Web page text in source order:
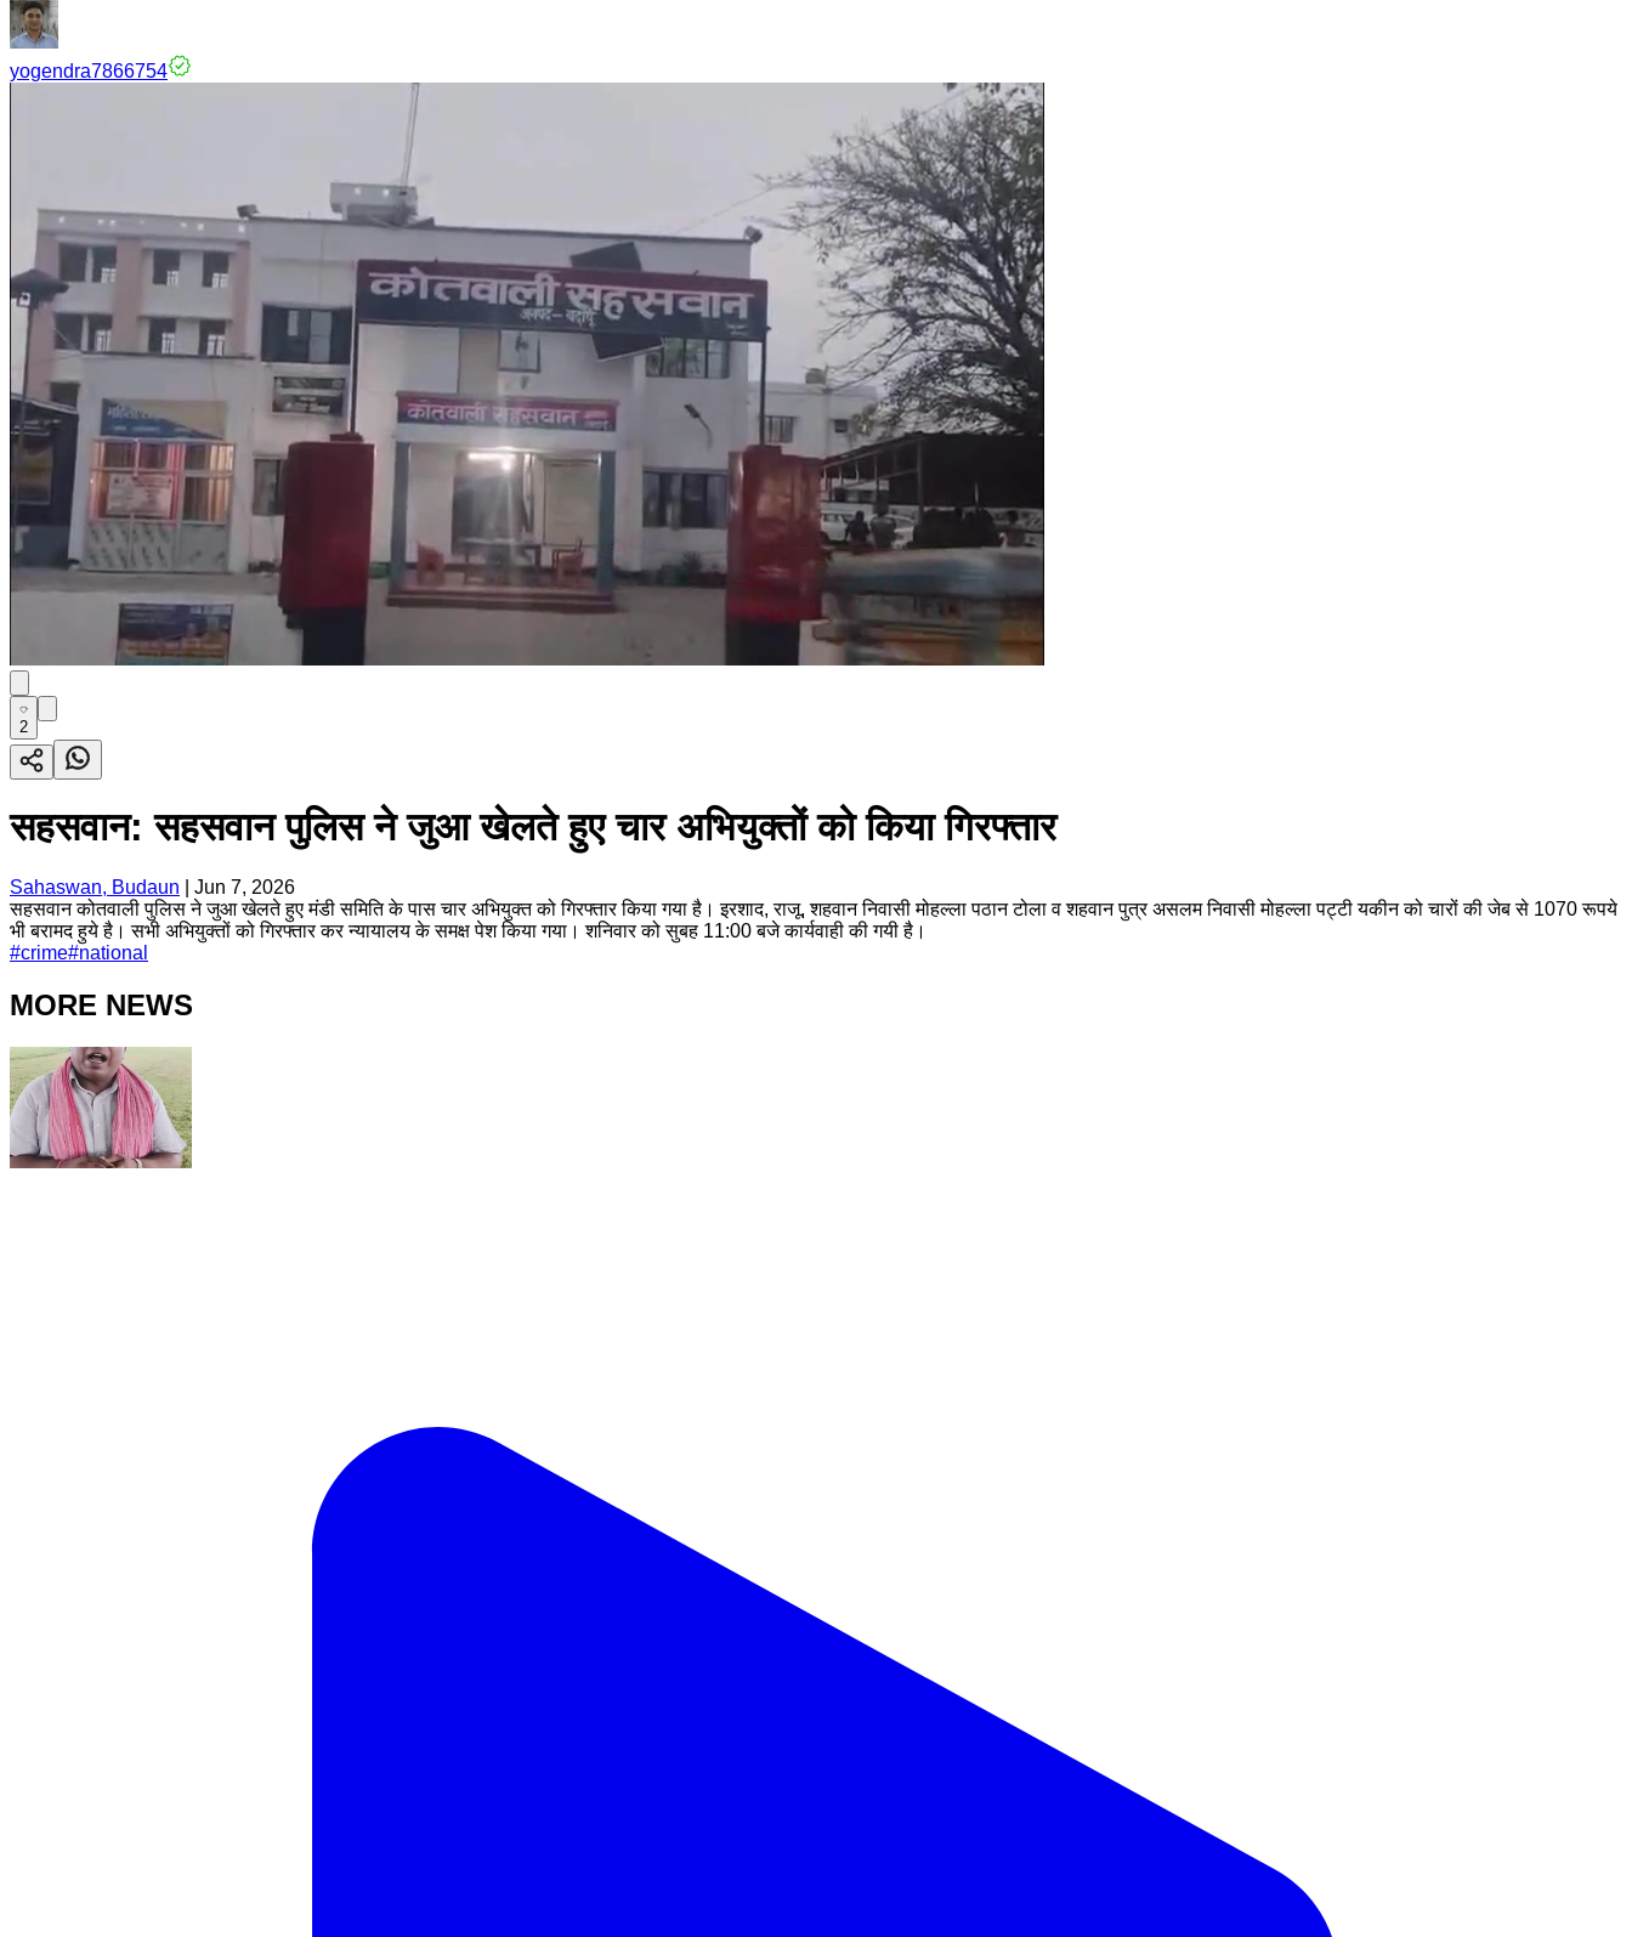
yogendra7866754
2
सहसवान: सहसवान पुलिस ने जुआ खेलते हुए चार अभियुक्तों को किया गिरफ्तार
Sahaswan, Budaun
Jun 7, 2026
सहसवान कोतवाली पुलिस ने जुआ खेलते हुए मंडी समिति के पास चार अभियुक्त को गिरफ्तार किया गया है। इरशाद, राजू, शहवान निवासी मोहल्ला पठान टोला व शहवान पुत्र असलम निवासी मोहल्ला पट्टी यकीन को चारों की जेब से 1070 रूपये
भी बरामद हुये है। सभी अभियुक्तों को गिरफ्तार कर न्यायालय के समक्ष पेश किया गया। शनिवार को सुबह 11:00 बजे कार्यवाही की गयी है।
#crime#national
MORE NEWS